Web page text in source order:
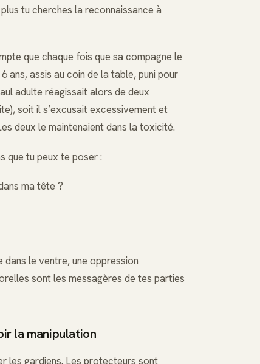
tu cherches la reconnaissance à
que chaque fois que sa compagne le
ans, assis au coin de la table, puni pour
adulte réagissait alors de deux
soit il s’excusait excessivement et
deux le maintenaient dans la toxicité.
que tu peux te poser :
ma tête ?
dans le ventre, une oppression
sont les messagères de tes parties
la manipulation
les gardiens. Les protecteurs sont